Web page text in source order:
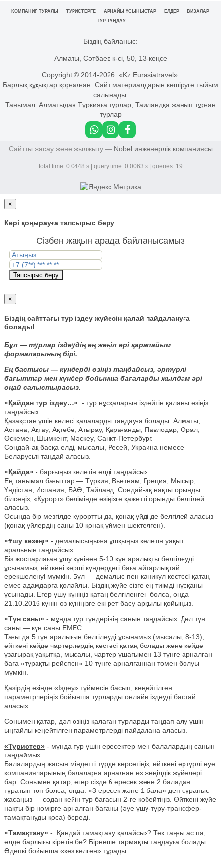
КОМПАНИЯ ТУРАЛЫ ТУРИСТЕРГЕ АРНАЙЫ ҰСЫНЫСТАР ЕЛДЕР
ВИЗАЛАР
ТУР ТАҢДАУ
Біздің байланыс:
Алматы, Сәтбаев к-сі, 50, 13-кеңсе
Copyright © 2014-2026. «Kz.Eurasiatravel».
Барлық құқықтар қорғалған. Сайт материалдарын көшіруге тыйым
салынады.
Танымал: Алматыдан Түркияға турлар Таиландқа жанып тұрған
турлар
Сайтты жасау және жылжыту — Nobel инженерлік компаниясы
total time: 0.0448 s | query time: 0.0063 s | queries: 19
×
Кері қоңырауға тапсырыс беру
Сізбен жақын арада байланысамыз
Тапсырыс беру
×
Біздің сайттағы тур іздеу жүйесін қалай пайдалануға
болады!
Бұл — турлар іздеудің ең жеңіл әрі қарапайым
формаларының бірі.
Ең бастысы — күндерді өзіңіз таңдайсыз, әртүрлі
бағыттар мен күндер бойынша бағаларды жылдам әрі
оңай салыстырасыз.
«Қайдан тур іздеу…» - тур нұсқаларын іздейтін қаланы өзіңіз
таңдайсыз.
Қазақстан үшін келесі қалаларды таңдауға болады: Алматы,
Астана, Ақтау, Ақтөбе, Атырау, Қарағанды, Павлодар, Орал,
Өскемен, Шымкент, Мәскеу, Санкт-Петербург.
Сондай-ақ басқа елді, мысалы, Ресей, Украина немесе
Беларусьті таңдай аласыз.
«Қайда» - барғыңыз келетін елді таңдайсыз.
Ең танымал бағыттар — Түркия, Вьетнам, Греция, Мысыр,
Үндістан, Испания, БАӘ, Тайланд. Сондай-ақ нақты орынды
білсеңіз, «Курорт» бөлімінде өзіңізге қажетті орынды белгілей
аласыз.
Осында бір мезгілде курортты да, қонақ үйді де белгілей аласыз
(қонақ үйлердің саны 10 қонақ үймен шектелген).
«Ұшу кезеңі» - демалысыңызға ұшқыңыз келетін уақыт
аралығын таңдайсыз.
Біз жоспарлаған ұшу күнінен 5-10 күн аралықты белгілеуді
ұсынамыз, өйткені көрші күндердегі баға айтарлықтай
ерекшеленуі мүмкін. Бұл — демалыс пен каникул кестесі қатаң
емес адамдарға қолайлы. Біздің жүйе сізге ең тиімді нұсқаны
ұсынады. Егер ұшу күніңіз қатаң белгіленген болса, онда
21.10.2016 күнін өз күніңізге екі рет басу арқылы қойыңыз.
«Түн саны» - мұнда тур түндерінің санын таңдайсыз. Дәл түн
саны — күн саны ЕМЕС.
Тағы да 5 түн аралығын белгілеуді ұсынамыз (мысалы, 8-13),
өйткені кейде чартерлердің кестесі қатаң болады және кейде
ұзағырақ уақытқа, мысалы, чартер ұшағымен 13 түнге арналған
баға «тұрақты рейспен» 10 түнге арналғаннан төмен болуы
мүмкін.
Қазірдің өзінде «Іздеу» түймесін басып, кеңейтілген
параметрлеріңіз бойынша турларды онлайн іздеуді бастай
аласыз.
Сонымен қатар, дәл өзіңіз қалаған турларды таңдап алу үшін
ыңғайлы кеңейтілген параметрлерді пайдалана аласыз.
«Туристер» - мұнда тур үшін ересектер мен балалардың санын
таңдаймыз.
Балалардың жасын міндетті түрде көрсетіңіз, өйткені әртүрлі әуе
компанияларының балаларға арналған өз жеңілдік жүйелері
бар. Сонымен қатар, егер сізде 6 ересек және 2 баладан
тұратын топ болса, онда: «3 ересек және 1 бала» деп сұраныс
жасаңыз — содан кейін тур бағасын 2-ге көбейтіңіз. Өйткені жүйе
нақты бір нөмірге арналған бағаны (әуе ұшу-тұру-трансфер-
тамақтануды қоса) береді.
«Тамақтану» - Қандай тамақтану қалайсыз? Тек таңғы ас па,
әлде барлығы кіретін бе? Бірнеше тармақты таңдауға болады.
Әдепкі бойынша «кез келген» тұрады.